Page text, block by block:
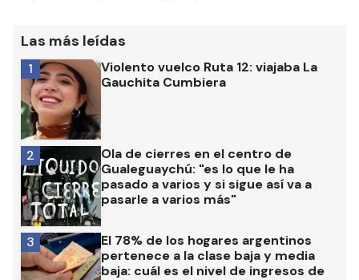
Las más leídas
Violento vuelco Ruta 12: viajaba La
Gauchita Cumbiera
1
Ola de cierres en el centro de
Gualeguaychú: "es lo que le ha
pasado a varios y si sigue así va a
pasarle a varios más"
2
El 78% de los hogares argentinos
pertenece a la clase baja y media
baja: cuál es el nivel de ingresos de
3